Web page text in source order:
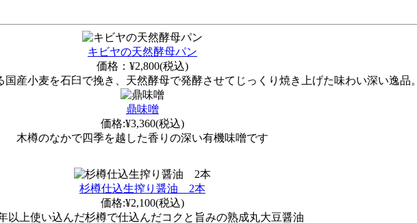
キビヤの天然酵母パン
価格：¥2,800(税込)
産小麦を石臼で挽き、天然酵母で発酵させてじっくり焼き上げた味わい深い逸品。
鼎味噌
価格:¥3,360(税込)
木樽のなかで四季を越した香りの深い有機味噌です
杉樽仕込生搾り醤油 2本
価格:¥2,100(税込)
以上使い込んだ杉樽で仕込んだコクと旨みの熟成丸大豆醤油